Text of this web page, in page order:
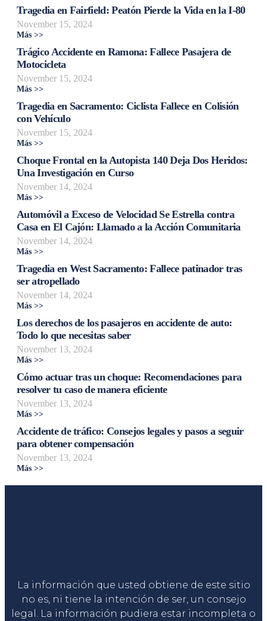
Tragedia en Fairfield: Peatón Pierde la Vida en la I-80
November 15, 2024
Más >>
Trágico Accidente en Ramona: Fallece Pasajera de
Motocicleta
November 15, 2024
Más >>
Tragedia en Sacramento: Ciclista Fallece en Colisión
con Vehículo
November 15, 2024
Más >>
Choque Frontal en la Autopista 140 Deja Dos Heridos:
Una Investigación en Curso
November 14, 2024
Más >>
Automóvil a Exceso de Velocidad Se Estrella contra
Casa en El Cajón: Llamado a la Acción Comunitaria
November 14, 2024
Más >>
Tragedia en West Sacramento: Fallece patinador tras
ser atropellado
November 14, 2024
Más >>
Los derechos de los pasajeros en accidente de auto:
Todo lo que necesitas saber
November 13, 2024
Más >>
Cómo actuar tras un choque: Recomendaciones para
resolver tu caso de manera eficiente
November 13, 2024
Más >>
Accidente de tráfico: Consejos legales y pasos a seguir
para obtener compensación
November 13, 2024
Más >>
La información que usted obtiene de este sitio
no es, ni tiene la intención de ser, un consejo
legal. La información pudiera estar incompleta o